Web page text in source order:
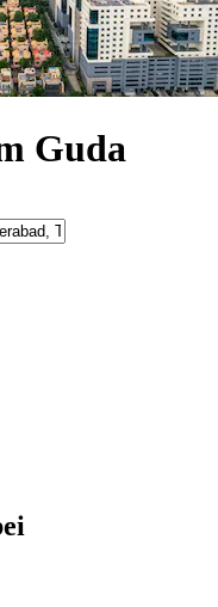
Guda